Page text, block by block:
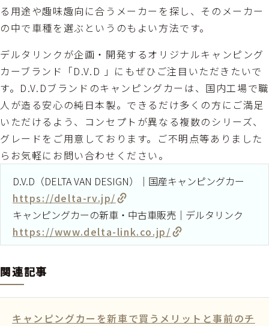
る用途や趣味趣向に合うメーカーを探し、そのメーカー
の中で車種を選ぶというのもよい方法です。
デルタリンクが企画・開発するオリジナルキャンピング
カーブランド「D.V.D 」にもぜひご注目いただきたいで
す。D.V.Dブランドのキャンピングカーは、国内工場で職
人が造る安心の純日本製。できるだけ多くの方にご満足
いただけるよう、コンセプトが異なる複数のシリーズ、
グレードをご用意しております。ご不明点等ありました
らお気軽にお問い合わせください。
D.V.D（DELTA VAN DESIGN）｜国産キャンピングカー
https://delta-rv.jp/
キャンピングカーの新車・中古車販売｜デルタリンク
https://www.delta-link.co.jp/
関連記事
キャンピングカーを新車で買うメリットと事前のチ